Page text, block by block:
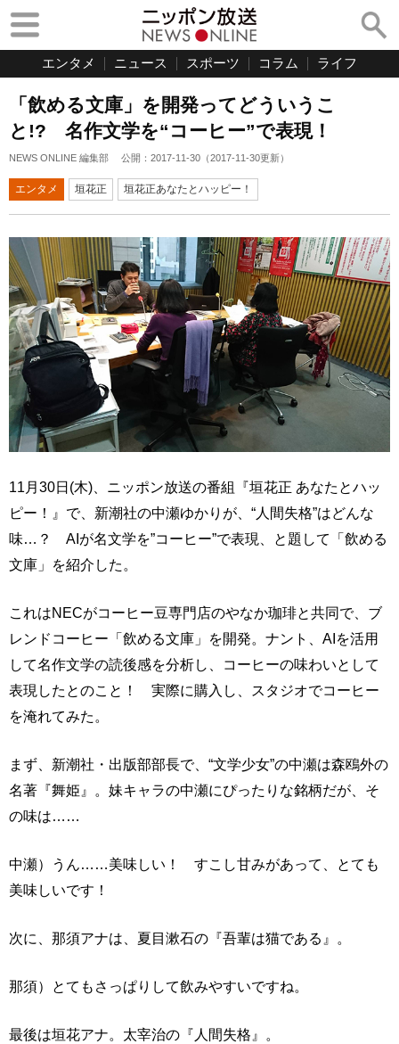
エンタメ ニュース スポーツ コラム ライフ
「飲める文庫」を開発ってどういうこ
と!? 名作文学を“コーヒー”で表現！
NEWS ONLINE 編集部 公開： 2017-11-30 （2017-11-30更新）
エンタメ 垣花正 垣花正あなたとハッピー！
11月30日(木)、ニッポン放送の番組『垣花正 あなたとハッ
ピー！』で、新潮社の中瀬ゆかりが、“人間失格”はどんな
味…？ AIが名文学を”コーヒー”で表現、と題して「飲める
文庫」を紹介した。
これはNECがコーヒー豆専門店のやなか珈琲と共同で、ブ
レンドコーヒー「飲める文庫」を開発。ナント、AIを活用
して名作文学の読後感を分析し、コーヒーの味わいとして
表現したとのこと！ 実際に購入し、スタジオでコーヒー
を淹れてみた。
まず、新潮社・出版部部長で、“文学少女”の中瀬は森鴎外の
名著『舞姫』。妹キャラの中瀬にぴったりな銘柄だが、そ
の味は……
中瀬）うん……美味しい！ すこし甘みがあって、とても
美味しいです！
次に、那須アナは、夏目漱石の『吾輩は猫である』。
那須）とてもさっぱりして飲みやすいですね。
最後は垣花アナ。太宰治の『人間失格』。